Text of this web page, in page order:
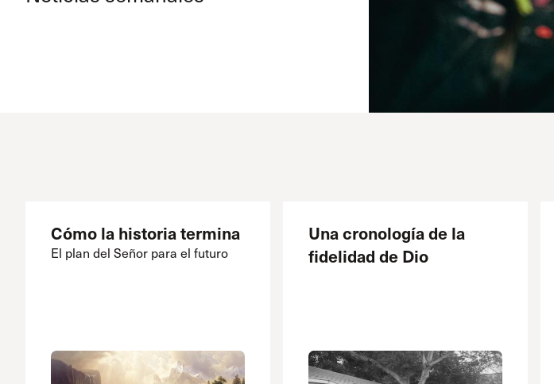
Cómo la historia termina
El plan del Señor para el futuro
Una cronología de la
fidelidad de Dio